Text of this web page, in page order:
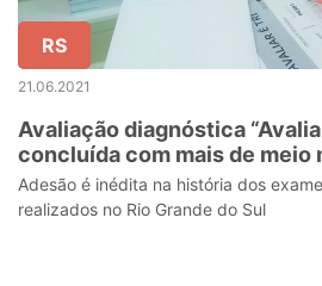
RS
21.06.2021
Avaliação diagnóstica
concluída com mais de meio
participantes
Adesão é inédita na história dos
realizados no Rio Grande do Sul